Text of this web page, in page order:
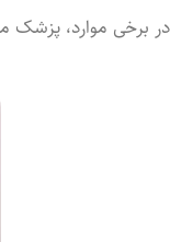
در برخی موارد، پزشک